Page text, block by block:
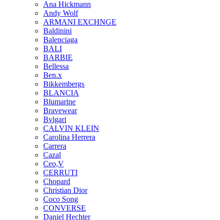
Ana Hickmann
Andy Wolf
ARMANI EXCHNGE
Baldinini
Balenciaga
BALI
BARBIE
Bellessa
Ben.x
Bikkembergs
BLANCIA
Blumarine
Bravewear
Bvlgari
CALVIN KLEIN
Carolina Herrera
Carrera
Cazal
Ceo,V
CERRUTI
Chopard
Christian Dior
Coco Song
CONVERSE
Daniel Hechter